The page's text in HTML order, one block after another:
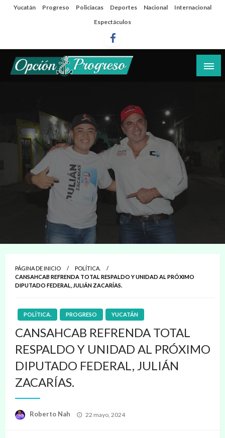
SaltaYucatán Progreso Policiacas Deportes Nacional
Internacional
Espectáculos
PÁGINA DE INICIO
POLÍTICA.
CANSAHCAB REFRENDA TOTAL RESPALDO Y UNIDAD AL PRÓXIMO
DIPUTADO FEDERAL, JULIÁN ZACARÍAS.
POLÍTICA. PROGRESO YUCATÁN
CANSAHCAB REFRENDA TOTAL
RESPALDO Y UNIDAD AL PRÓXIMO
DIPUTADO FEDERAL, JULIÁN
ZACARÍAS.
Roberto Nah
Publicado
22 mayo, 2024